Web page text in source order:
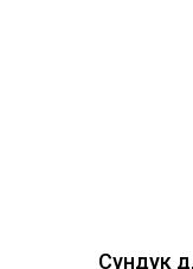
Сундук